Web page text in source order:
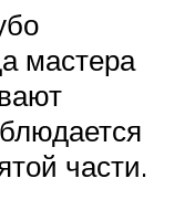
мастера
части.